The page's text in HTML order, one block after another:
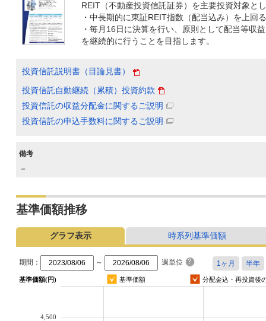
REIT（不動産投資信託証券）を主要投資対象と
・中長期的に東証REIT指数（配当込み）を上回
・毎月16日に決算を行い、原則として配当等収
を継続的に行うことを目指します。
投資信託説明書（目論見書）
投資信託自動継続（累積）投資約款
投資信託の収益分配金に関するご説明
投資信託の申込手数料に関するご説明
備考
－
基準価額推移
グラフ表示 時系列基準価額
期間： ～ 週単位
基準価額(円) 基準価額 分配金込・再投資後
4,500